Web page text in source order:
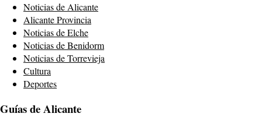
Noticias de Alicante
Alicante Provincia
Noticias de Elche
Noticias de Benidorm
Noticias de Torrevieja
Cultura
Deportes
Guías de Alicante